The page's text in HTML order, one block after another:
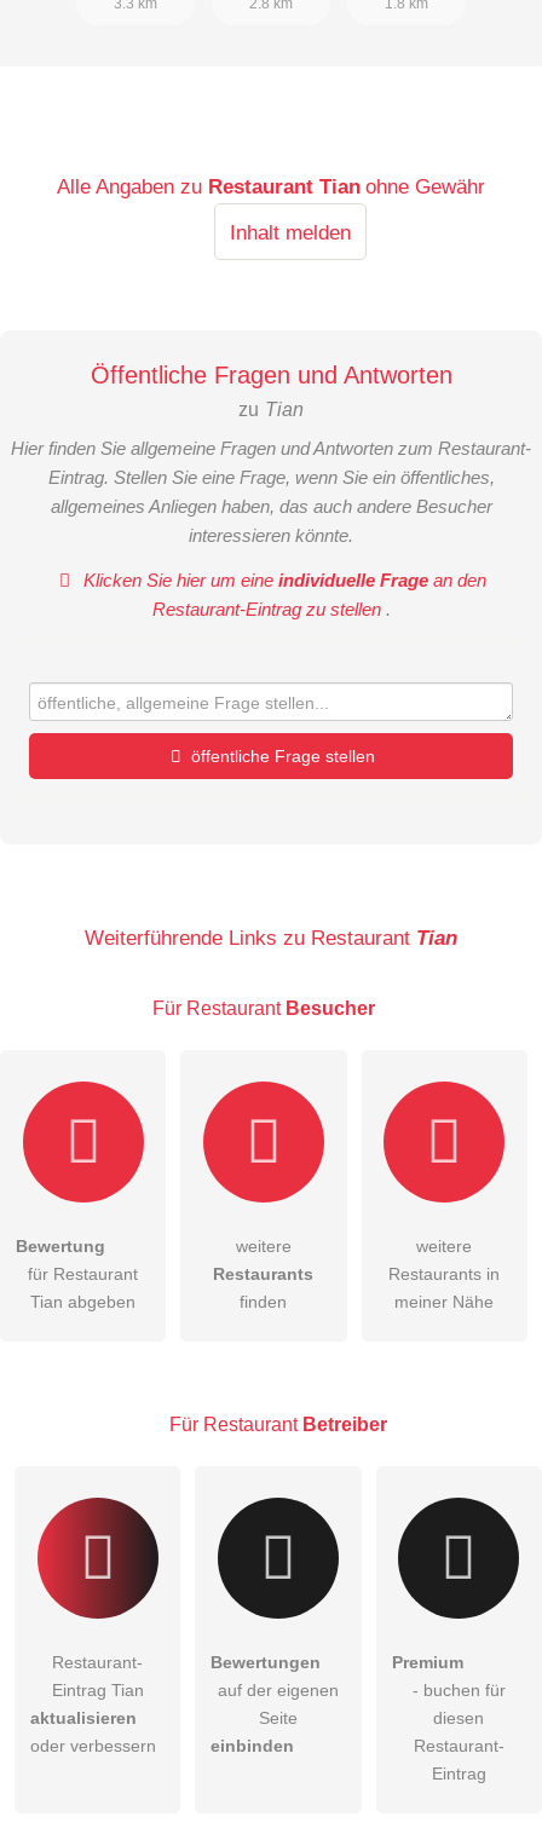
3.3 km 2.8 km 1.8 km
Alle Angaben zu Restaurant Tian ohne Gewähr
Inhalt melden
Öffentliche Fragen und Antworten
zu Tian
Hier finden Sie allgemeine Fragen und Antworten zum Restaurant-
Eintrag. Stellen Sie eine Frage, wenn Sie ein öffentliches,
allgemeines Anliegen haben, das auch andere Besucher
interessieren könnte.
Klicken Sie hier um eineindividuelle Frage an den
Restaurant-Eintrag zu stellen .
öffentliche Frage stellen
E-Mail-Adresse (wird nicht veröffentlicht)
Hiermit akzeptiere ich dieAGB
DieDatenschutzerklärung habe ich zur Kenntnis genommen.
Bitte beachten Sie, öffentliche Fragen sind
Restaurant-Eintrag zu stellen.
Weiterführende Links zu Restaurant Tian
Für Restaurant Besucher
Bewertung
für Restaurant
Tian abgeben
weitere
Restaurants
finden
weitere
Restaurants in
meiner Nähe
Für Restaurant Betreiber
Restaurant-
Eintrag Tian
aktualisieren
oder verbessern
Bewertungen
auf der eigenen
Seite
einbinden
Premium
- buchen für
diesen
Restaurant-
Eintrag